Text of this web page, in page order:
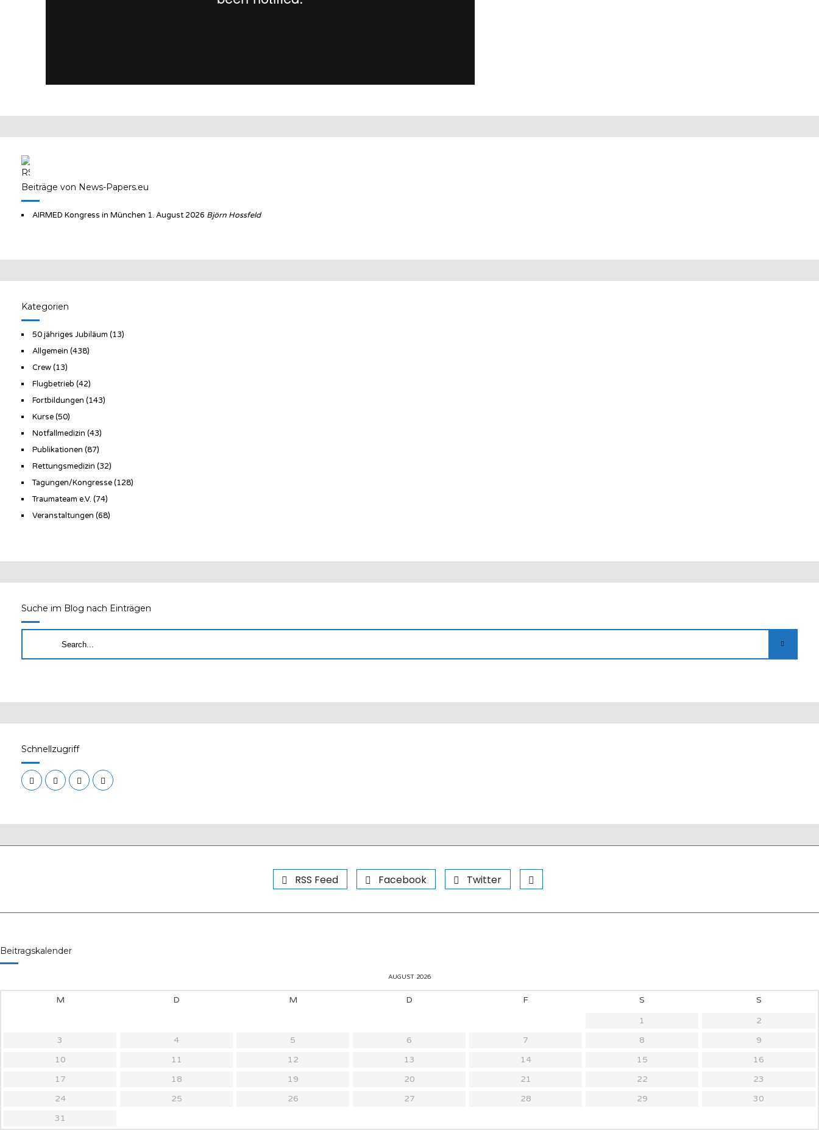
Beiträge von News-Papers.eu
AIRMED Kongress in München 1. August 2026 Björn Hossfeld
Kategorien
50 jähriges Jubiläum (13)
Allgemein (438)
Crew(13)
Flugbetrieb (42)
Fortbildungen (143)
Kurse(50)
Notfallmedizin (43)
Publikationen (87)
Rettungsmedizin (32)
Tagungen/Kongresse(128)
Traumateam e.V. (74)
Veranstaltungen (68)
Suche im Blog nach Einträgen
Schnellzugriff
RSS Feed Facebook Twitter
Beitragskalender
AUGUST 2026
M D M D F S
S
1
2
3
4 5 6 7 8
9
10
11 12 13 14 15
16
17
18 19 20 21 22
23
24
25 26 27 28 29
30
31